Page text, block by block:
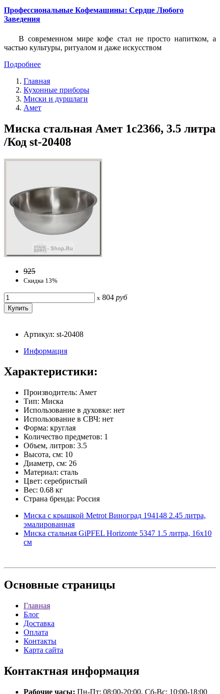
Профессиональные Кофемашины: Сердце Любого
Заведения
В современном мире кофе стал не просто напитком, а
частью культуры, ритуалом и даже искусством
Подробнее
Главная
Кухонные приборы
Миски и дуршлаги
Амет
Миска стальная Амет 1с2366, 3.5 литра
/Код st-20408
925
Скидка 13%
x 804 руб
Артикул: st-20408
Информация
Характеристики:
Производитель: Амет
Тип: Миска
Использование в духовке: нет
Использование в СВЧ: нет
Форма: круглая
Количество предметов: 1
Объем, литров: 3.5
Высота, см: 10
Диаметр, см: 26
Материал: сталь
Цвет: серебристый
Вес: 0.68 кг
Страна бренда: Россия
Миска с крышкой Metrot Виноград 194148 2.45 литра,
эмалированная
Миска стальная GiPFEL Horizonte 5347 1.5 литра, 16х10
см
Основные страницы
Главная
Блог
Доставка
Оплата
Контакты
Карта сайта
Контактная информация
Рабочие часы: Пн-Пт: 08:00-20:00, Сб-Вс: 10:00-18:00